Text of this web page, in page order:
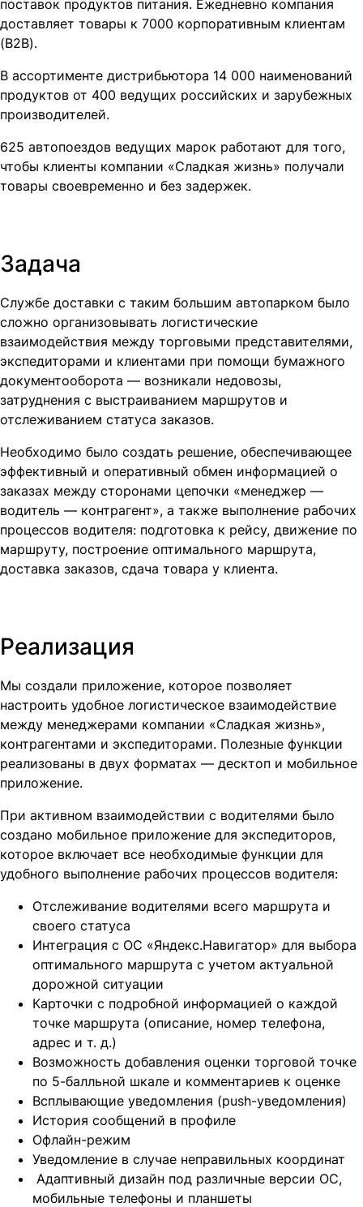
поставок продуктов питания. Ежедневно компания
доставляет товары к 7000 корпоративным клиентам
(B2B).
В ассортименте дистрибьютора 14 000 наименований
продуктов от 400 ведущих российских и зарубежных
производителей.
625 автопоездов ведущих марок работают для того,
чтобы клиенты компании «Сладкая жизнь» получали
товары своевременно и без задержек.
Задача
Службе доставки с таким большим автопарком было
сложно организовывать логистические
взаимодействия между торговыми представителями,
экспедиторами и клиентами при помощи бумажного
документооборота — возникали недовозы,
затруднения с выстраиванием маршрутов и
отслеживанием статуса заказов.
Необходимо было создать решение, обеспечивающее
эффективный и оперативный обмен информацией о
заказах между сторонами цепочки «менеджер —
водитель — контрагент», а также выполнение рабочих
процессов водителя: подготовка к рейсу, движение по
маршруту, построение оптимального маршрута,
доставка заказов, сдача товара у клиента.
Реализация
Мы создали приложение, которое позволяет
настроить удобное логистическое взаимодействие
между менеджерами компании «Сладкая жизнь»,
контрагентами и экспедиторами. Полезные функции
реализованы в двух форматах — десктоп и мобильное
приложение.
При активном взаимодействии с водителями было
создано мобильное приложение для экспедиторов,
которое включает все необходимые функции для
удобного выполнение рабочих процессов водителя:
Отслеживание водителями всего маршрута и
своего статуса
Интеграция с ОС «Яндекс.Навигатор» для выбора
оптимального маршрута с учетом актуальной
дорожной ситуации
Карточки с подробной информацией о каждой
точке маршрута (описание, номер телефона,
адрес и т. д.)
Возможность добавления оценки торговой точке
по 5-балльной шкале и комментариев к оценке
Всплывающие уведомления (push-уведомления)
История сообщений в профиле
Офлайн-режим
Уведомление в случае неправильных координат
Адаптивный дизайн под различные версии ОС,
мобильные телефоны и планшеты